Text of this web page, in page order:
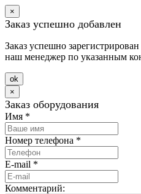
×
Заказ успешно добавлен
Заказ успешно
наш менеджер по указанным
оk
×
Заказ оборудования
Имя *
Номер телефона *
E-mail *
Комментарий: